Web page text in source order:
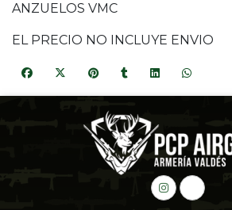
ANZUELOS VMC
EL PRECIO NO INCLUYE ENVIO